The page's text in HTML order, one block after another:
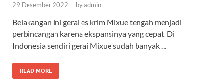
29 Desember 2022 - byadmin
Belakangan ini gerai es krim Mixue tengah menjadi
perbincangan karena ekspansinya yang cepat. Di
Indonesia sendiri gerai Mixue sudah banyak …
READ MORE